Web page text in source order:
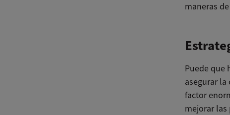
maneras
Puede que
asegurar la
factor
mejorar las